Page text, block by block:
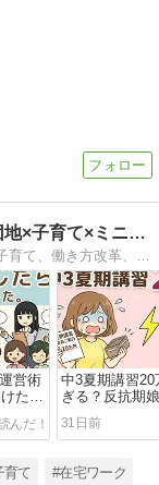
ズボラクティブ・ライフ｜リノベ団地×子育て×ミニマリスト挑戦
ズボラ母のサバイバル記録！団地リノベと子育て、働き方改革、ミニマリスト挑戦まで。頑張らないけど前向き＝ズボラクティブ流で毎日を発信中！
営術
けたら
中3夏期講習20
ぎる？反抗期
代に向き合っ
31日前
育て #在宅ワーク